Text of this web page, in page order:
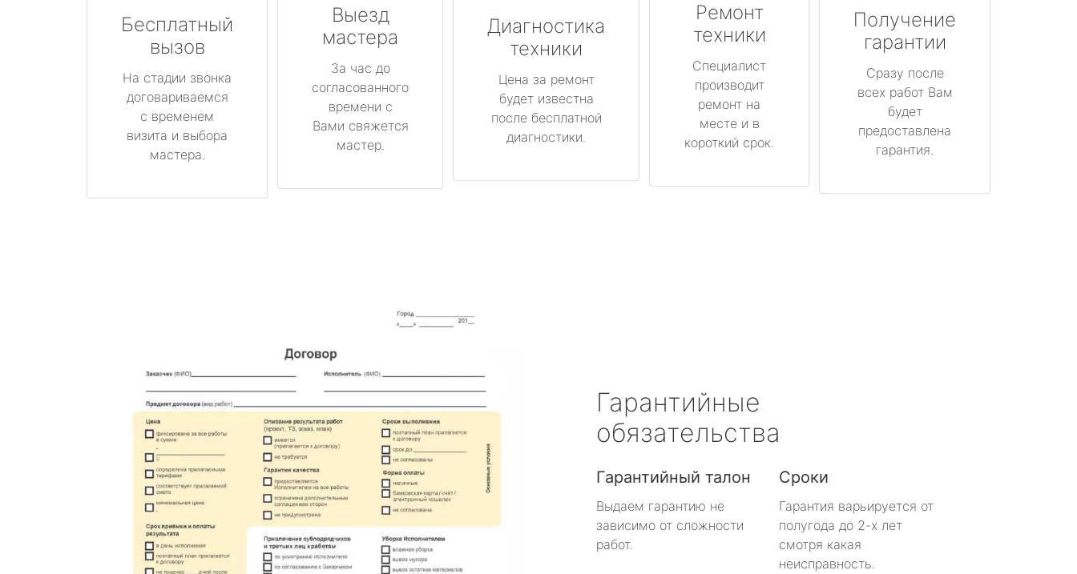
Бесплатный
вызов
На стадии звонка
договариваемся
с временем
визита и выбора
мастера.
Выезд
мастера
За час до
согласованного
времени с
Вами свяжется
мастер.
Диагностика
техники
Цена за ремонт
будет известна
после бесплатной
диагностики.
Ремонт
техники
Специалист
производит
ремонт на
месте и в
короткий срок.
Получение
гарантии
Сразу после
всех работ Вам
будет
предоставлена
гарантия.
Гарантийные
обязательства
Гарантийный талон
Выдаем гарантию не
зависимо от сложности
работ.
Сроки
Гарантия варьируется от
полугода до 2-х лет
смотря какая
неисправность.